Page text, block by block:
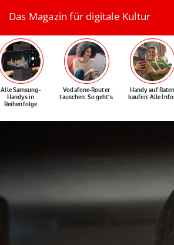
Das Magazin für digitale Kultur
Alle Samsung-
Handys in
Reihenfolge
Vodafone-Router
tauschen: So geht's
Handy auf Raten
kaufen: Alle